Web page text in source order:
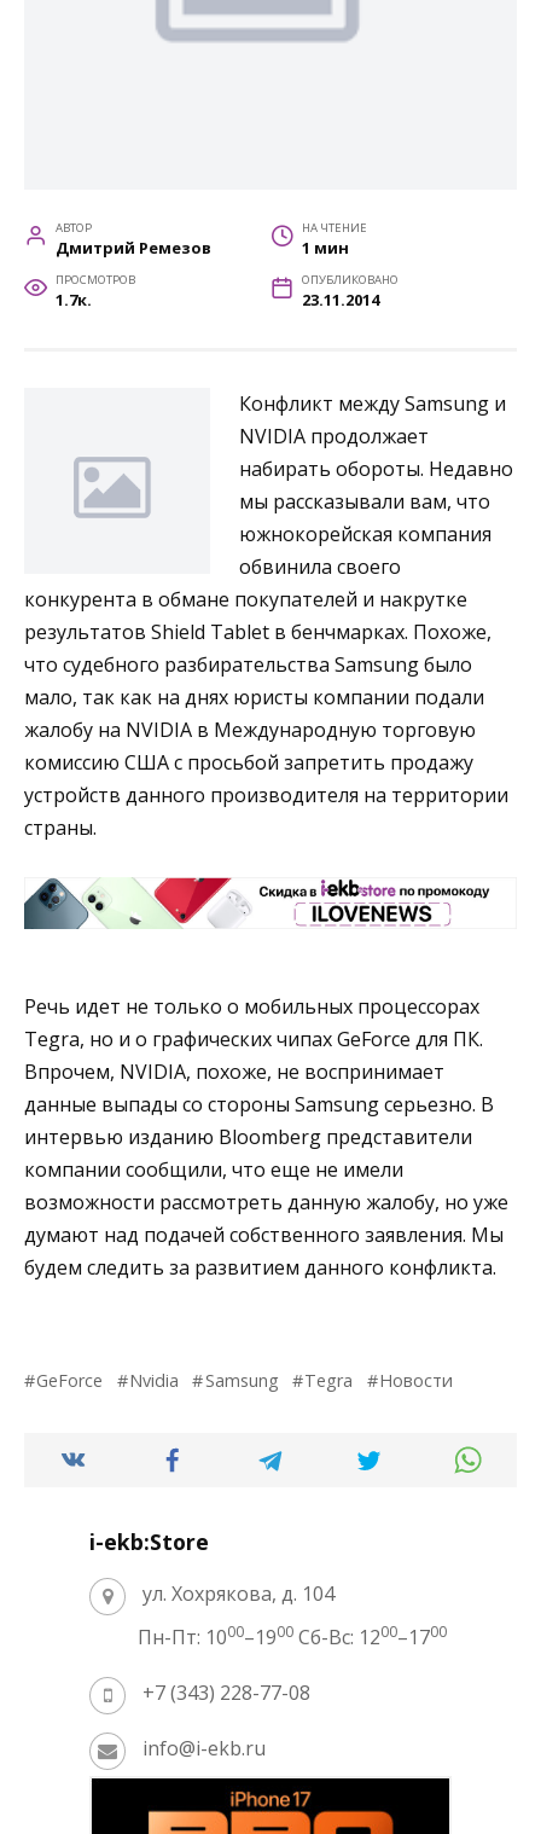
АВТОР
Дмитрий Ремезов
НА ЧТЕНИЕ
1 мин
ПРОСМОТРОВ
1.7к.
ОПУБЛИКОВАНО
23.11.2014
Конфликт между Samsung и
NVIDIA продолжает
набирать обороты. Недавно
мы рассказывали вам, что
южнокорейская компания
обвинила своего
конкурента в обмане покупателей и накрутке
результатов Shield Tablet в бенчмарках. Похоже,
что судебного разбирательства Samsung было
мало, так как на днях юристы компании подали
жалобу на NVIDIA в Международную торговую
комиссию США с просьбой запретить продажу
устройств данного производителя на территории
страны.
Речь идет не только о мобильных процессорах
Tegra, но и о графических чипах GeForce для ПК.
Впрочем, NVIDIA, похоже, не воспринимает
данные выпады со стороны Samsung серьезно. В
интервью изданию Bloomberg представители
компании сообщили, что еще не имели
возможности рассмотреть данную жалобу, но уже
думают над подачей собственного заявления. Мы
будем следить за развитием данного конфликта.
GeForce Nvidia Samsung Tegra Новости
i-ekb:Store
ул. Хохрякова, д. 104
Пн-Пт: 1000–1900 Сб-Вс: 1200–1700
+7 (343) 228-77-08
info@i-ekb.ru